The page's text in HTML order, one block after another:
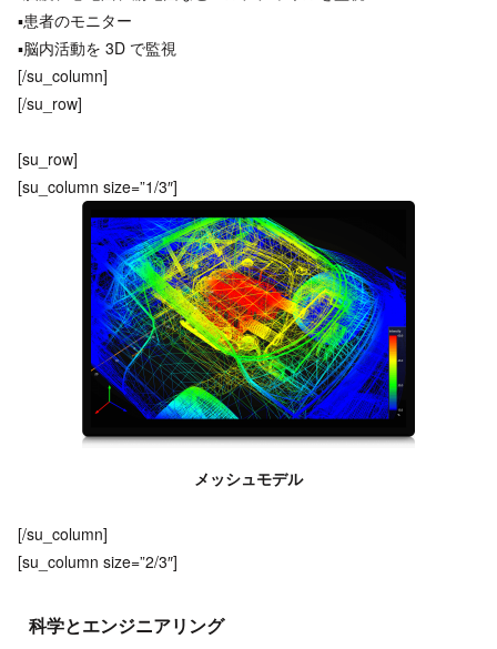
▪患者のモニター
▪脳内活動を 3D で監視
[/su_column]
[/su_row]
[su_row]
[su_column size=”1/3″]
メッシュモデル
[/su_column]
[su_column size=”2/3″]
科学とエンジニアリング